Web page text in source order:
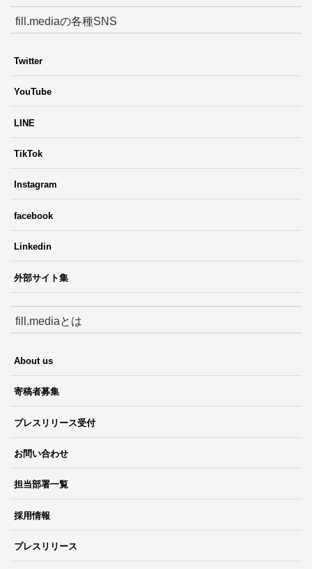
fill.mediaの各種SNS
Twitter
YouTube
LINE
TikTok
Instagram
facebook
Linkedin
外部サイト集
fill.mediaとは
About us
寄稿者募集
プレスリリース受付
お問い合わせ
担当部署一覧
採用情報
プレスリリース